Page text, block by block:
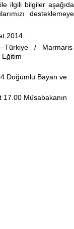
ilgili bilgiler aşağıda
desteklemeye
2014
–Türkiye / Marmaris
Eğitim
Bayan ve
Müsabakanın